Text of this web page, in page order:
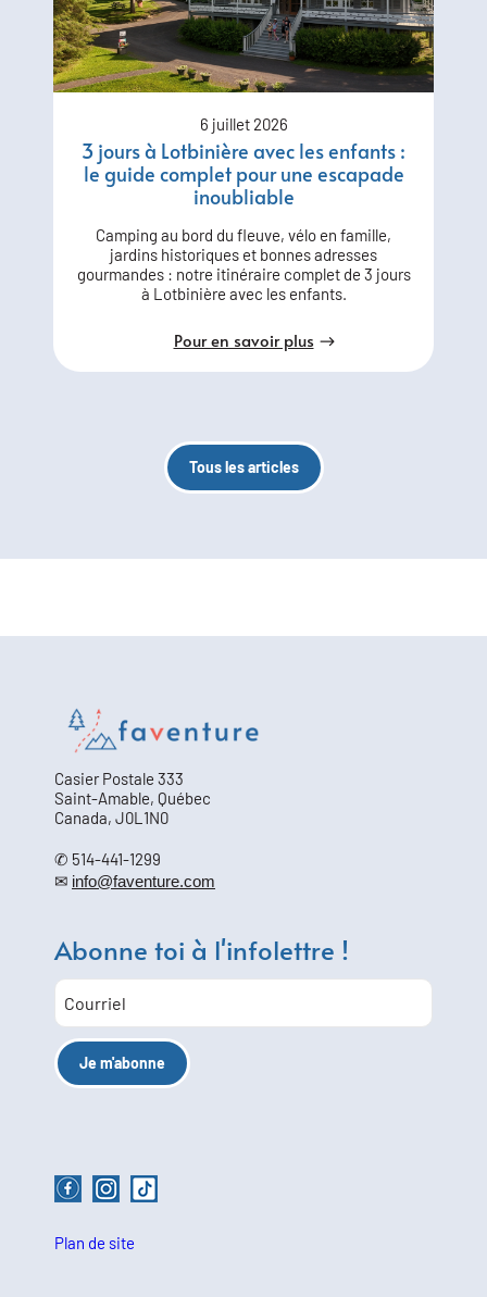
6 juillet 2026
3 jours à Lotbinière avec les enfants :
le guide complet pour une escapade
inoubliable
Camping au bord du fleuve, vélo en famille,
jardins historiques et bonnes adresses
gourmandes : notre itinéraire complet de 3 jours
à Lotbinière avec les enfants.
Pour en savoir plus
Tous les articles
Casier Postale 333
Saint-Amable, Québec
Canada, J0L1N0
✆ 514-441-1299
✉ info@faventure.com
Abonne toi à l'infolettre !
Plan de site